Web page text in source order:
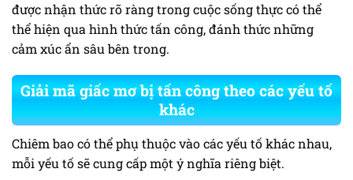
được nhận thức rõ ràng trong cuộc sống thực có thể
thể hiện qua hình thức tấn công, đánh thức những
cảm xúc ẩn sâu bên trong.
Giải mã giấc mơ bị tấn công theo các yếu tố
khác
Chiêm bao có thể phụ thuộc vào các yếu tố khác nhau,
mỗi yếu tố sẽ cung cấp một ý nghĩa riêng biệt.